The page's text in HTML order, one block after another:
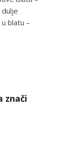
blatu –
znači